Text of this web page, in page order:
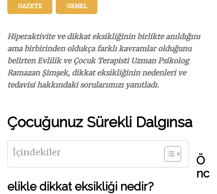
GAZETE GENEL
Hiperaktivite ve dikkat eksikliğinin birlikte anıldığını
ama birbirinden oldukça farklı kavramlar olduğunu
belirten Evlilik ve Çocuk Terapisti Uzman Psikolog
Ramazan Şimşek, dikkat eksikliğinin nedenleri ve
tedavisi hakkındaki sorularımızı yanıtladı.
Çocuğunuz Sürekli Dalgınsa
İçindekiler
Ö
nc
elikle dikkat eksikliği nedir?